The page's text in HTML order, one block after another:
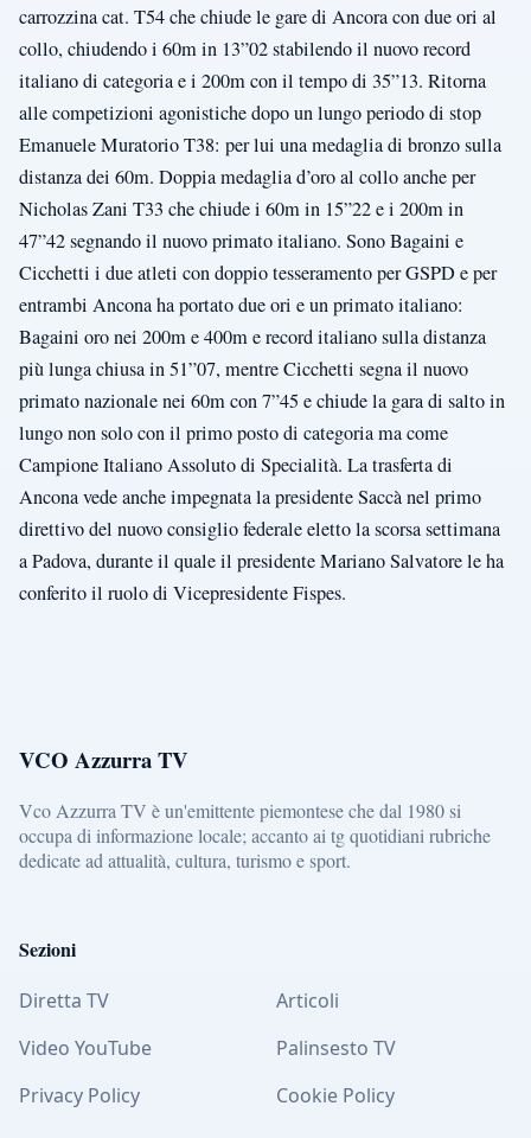
carrozzina cat. T54 che chiude le gare di Ancora con due ori al
collo, chiudendo i 60m in 13”02 stabilendo il nuovo record
italiano di categoria e i 200m con il tempo di 35”13. Ritorna
alle competizioni agonistiche dopo un lungo periodo di stop
Emanuele Muratorio T38: per lui una medaglia di bronzo sulla
distanza dei 60m. Doppia medaglia d’oro al collo anche per
Nicholas Zani T33 che chiude i 60m in 15”22 e i 200m in
47”42 segnando il nuovo primato italiano. Sono Bagaini e
Cicchetti i due atleti con doppio tesseramento per GSPD e per
entrambi Ancona ha portato due ori e un primato italiano:
Bagaini oro nei 200m e 400m e record italiano sulla distanza
più lunga chiusa in 51”07, mentre Cicchetti segna il nuovo
primato nazionale nei 60m con 7”45 e chiude la gara di salto in
lungo non solo con il primo posto di categoria ma come
Campione Italiano Assoluto di Specialità. La trasferta di
Ancona vede anche impegnata la presidente Saccà nel primo
direttivo del nuovo consiglio federale eletto la scorsa settimana
a Padova, durante il quale il presidente Mariano Salvatore le ha
conferito il ruolo di Vicepresidente Fispes.
VCO Azzurra TV
Vco Azzurra TV è un'emittente piemontese che dal 1980 si
occupa di informazione locale; accanto ai tg quotidiani rubriche
dedicate ad attualità, cultura, turismo e sport.
Sezioni
Diretta TV
Articoli
Video YouTube
Palinsesto TV
Privacy Policy
Cookie Policy